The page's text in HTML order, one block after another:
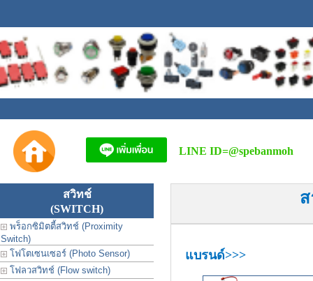
LINE ID=@spebanmoh
สวิทช์
(SWITCH)
พร็อกซิมิตตี้สวิทช์ (Proximity
Switch)
โฟโตเซนเซอร์ (Photo Sensor)
โฟลวสวิทช์ (Flow switch)
แบรนด์>>>